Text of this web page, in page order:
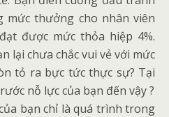
mức thưởng cho nhân viên
được mức thỏa hiệp 4%.
lại chưa chắc vui vẻ với mức
tỏ ra bực tức thực sự? Tại
nỗ lực của bạn đến vậy ?
bạn chỉ là quá trình trong